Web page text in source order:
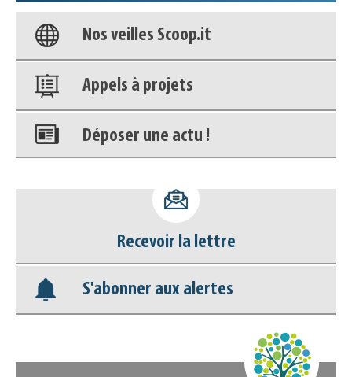
Nos veilles Scoop.it
Appels à projets
Déposer une actu !
déconnecter)
Base documentaire
Nos veilles Scoop.it
Recevoir la lettre
S'abonner aux alertes